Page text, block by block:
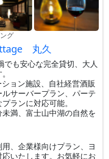
グ
丸久
も安心な完全貸切、大人
。
ョン施設、自社経営酒販
サーバープラン、パーテ
ランに対応可能。
満、富士山中湖の自然を
、企業様向けプラン、ヨ
いたします。お気軽にお